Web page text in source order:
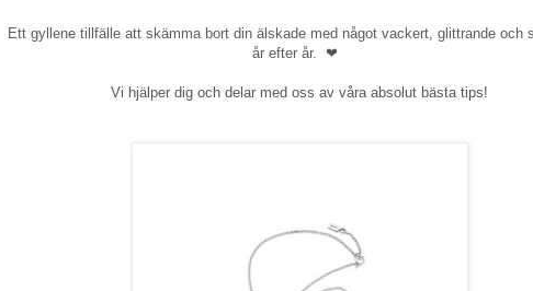
Ett gyllene tillfälle att skämma bort din älskade med något vackert, glittrande och
år efter år.
❤
Vi hjälper dig och delar med oss av våra absolut bästa tips!